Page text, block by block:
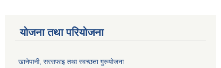
योजना तथा परियोजना
खानेपानी, सरसफाइ तथा स्वच्छता गुरुयोजना